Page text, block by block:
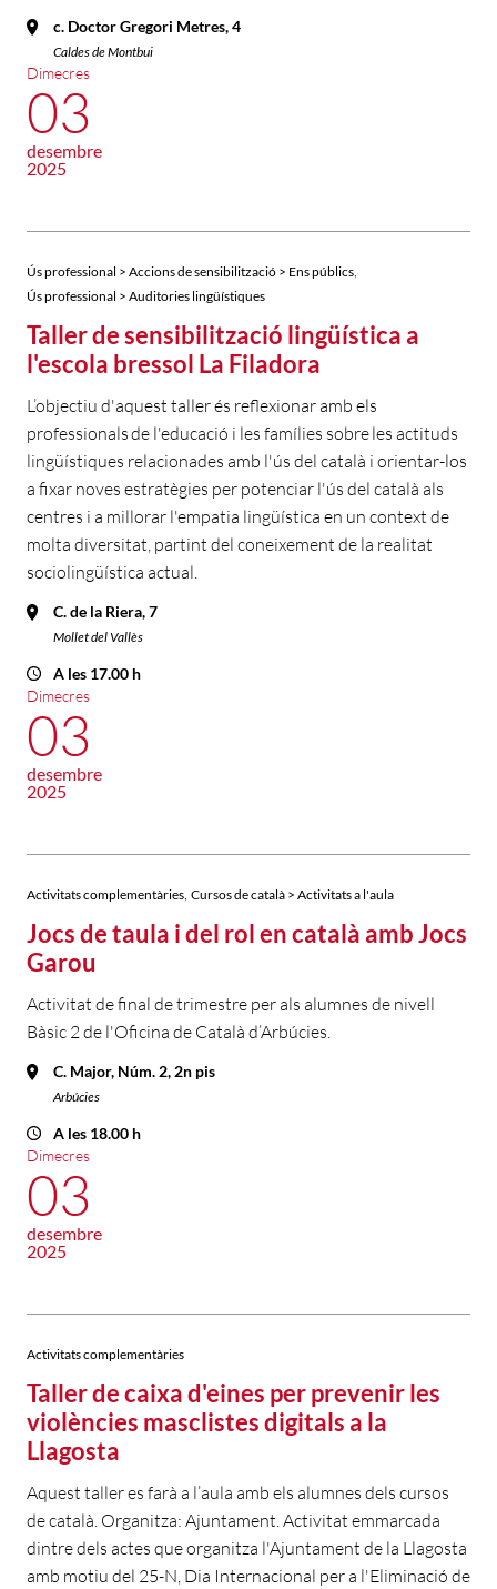
c. Doctor Gregori Metres, 4
Caldes de Montbui
Dimecres
03
desembre
2025
Ús professional > Accions de sensibilització > Ens públics
Ús professional > Auditories lingüístiques
Taller de sensibilització lingüística a
l'escola bressol La Filadora
L’objectiu d'aquest taller és reflexionar amb els
professionals de l'educació i les famílies sobre les actituds
lingüístiques relacionades amb l'ús del català i orientar-los
a fixar noves estratègies per potenciar l'ús del català als
centres i a millorar l'empatia lingüística en un context de
molta diversitat, partint del coneixement de la realitat
sociolingüística actual.
C. de la Riera, 7
Mollet del Vallès
A les 17.00 h
Dimecres
03
desembre
2025
Activitats complementàries Cursos de català > Activitats a l'aula
Jocs de taula i del rol en català amb Jocs
Garou
Activitat de final de trimestre per als alumnes de nivell
Bàsic 2 de l'Oficina de Català d’Arbúcies.
C. Major, Núm. 2, 2n pis
Arbúcies
A les 18.00 h
Dimecres
03
desembre
2025
Activitats complementàries
Taller de caixa d'eines per prevenir les
violències masclistes digitals a la
Llagosta
Aquest taller es farà a l’aula amb els alumnes dels cursos
de català. Organitza: Ajuntament. Activitat emmarcada
dintre dels actes que organitza l'Ajuntament de la Llagosta
amb motiu del 25-N, Dia Internacional per a l'Eliminació de